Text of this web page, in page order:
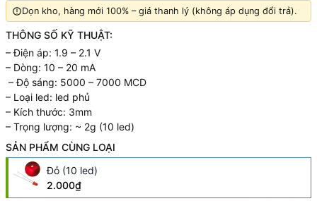
Dọn kho, hàng mới 100% – giá thanh lý (không áp dụng đổi trả).
THÔNG SỐ KỸ THUẬT:
– Điện áp: 1.9 – 2.1 V
– Dòng: 10 – 20 mA
– Độ sáng: 5000 – 7000 MCD
– Loại led: led phủ
– Kích thước: 3mm
– Trọng lượng: ~ 2g (10 led)
SẢN PHẨM CÙNG LOẠI
Đỏ (10 led)
2.000₫